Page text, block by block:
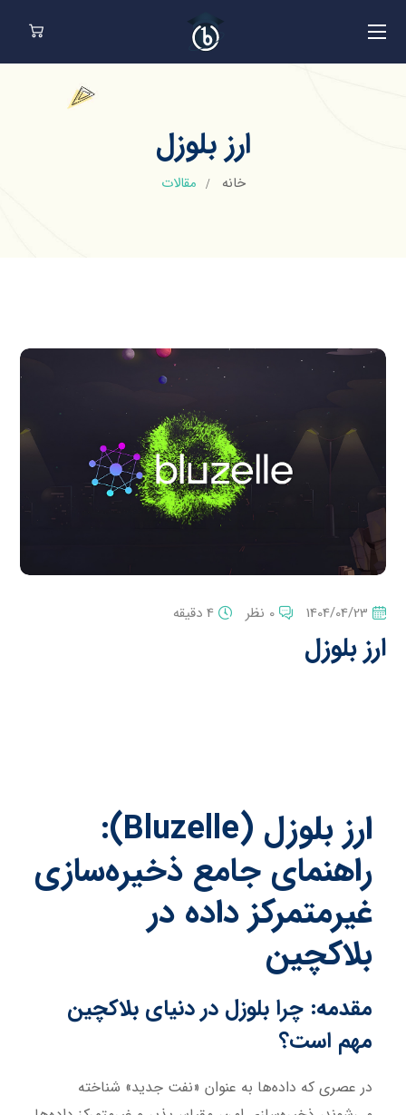
ارز بلوزل
خانه مقالات
1404/04/23 0 نظر 4 دقیقه
ارز بلوزل
ارز بلوزل (Bluzelle):
راهنمای جامع ذخیره‌سازی
غیرمتمرکز داده در
بلاکچین
مقدمه: چرا بلوزل در دنیای بلاکچین
مهم است؟
در عصری که داده‌ها به عنوان «نفت جدید» شناخته